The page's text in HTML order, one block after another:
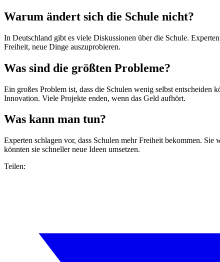
Warum ändert sich die Schule nicht?
In Deutschland gibt es viele Diskussionen über die Schule.
Freiheit, neue Dinge auszuprobieren.
Was sind die größten Probleme?
Ein großes Problem ist, dass die Schulen wenig selbst
Innovation. Viele Projekte enden, wenn das Geld aufhört.
Was kann man tun?
Experten schlagen vor, dass Schulen mehr Freiheit bekommen.
könnten sie schneller neue Ideen umsetzen.
Teilen: